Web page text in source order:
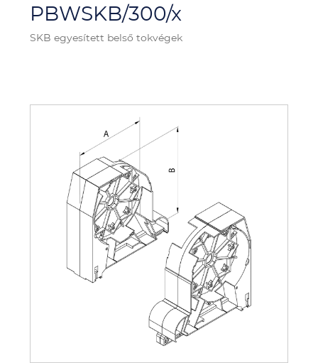
PBWSKB/300/x
SKB egyesített belső tokvégek